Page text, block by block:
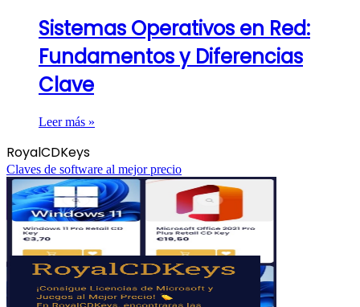
Sistemas Operativos en Red:
Fundamentos y Diferencias
Clave
Leer más »
RoyalCDKeys
Claves de software al mejor precio